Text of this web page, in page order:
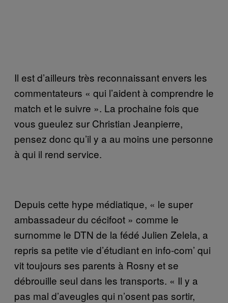
Il est d’ailleurs très reconnaissant envers les
commentateurs « qui l’aident à comprendre le
match et le suivre ». La prochaine fois que
vous gueulez sur Christian Jeanpierre,
pensez donc qu’il y a au moins une personne
à qui il rend service.
Depuis cette hype médiatique, « le super
ambassadeur du cécifoot » comme le
surnomme le DTN de la fédé Julien Zelela, a
repris sa petite vie d’étudiant en info-com’ qui
vit toujours ses parents à Rosny et se
débrouille seul dans les transports. « Il y a
pas mal d’aveugles qui n’osent pas sortir,